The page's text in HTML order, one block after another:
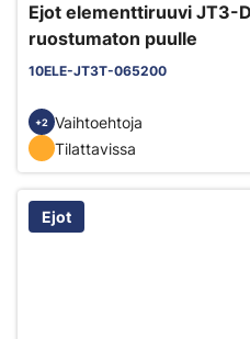
Ejot elementtiruuvi JT3-
ruostumaton puulle
10ELE-JT3T-065200
+2
Vaihtoehtoja
Tilattavissa
Ejot